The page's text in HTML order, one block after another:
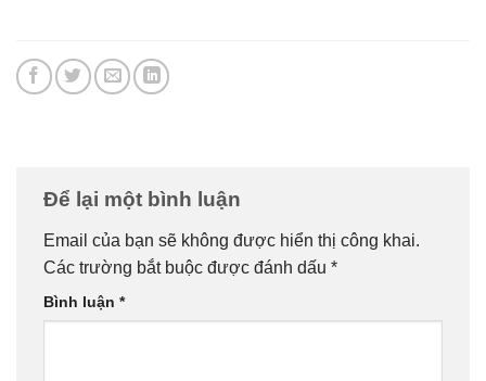
Để lại một bình luận
Email của bạn sẽ không được hiển thị công khai.
Các trường bắt buộc được đánh dấu *
Bình luận *